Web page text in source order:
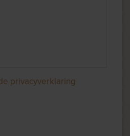
privacyverklaring